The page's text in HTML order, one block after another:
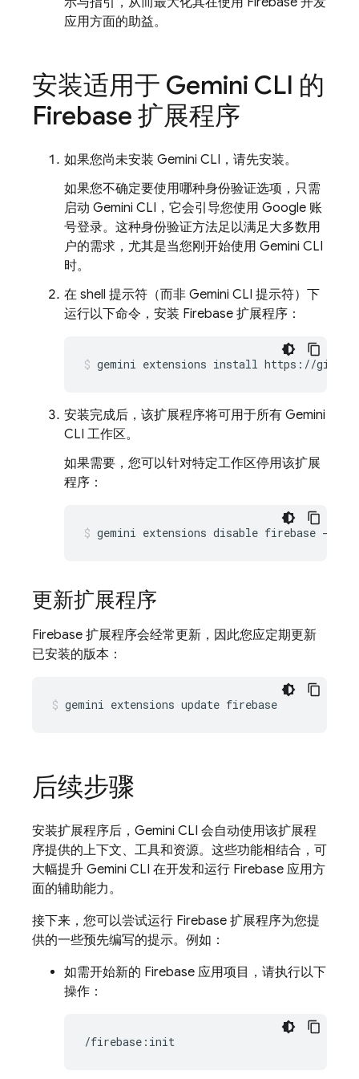
应用方面的助益。
安装适用于 Gemini CLI 的
Firebase 扩展程序
如果您尚未安装 Gemini CLI，请先安装。
如果您不确定要使用哪种身份验证选项，只需
启动 Gemini CLI，它会引导您使用 Google 账
号登录。这种身份验证方法足以满足大多数用
户的需求，尤其是当您刚开始使用 Gemini CLI
时。
在 shell 提示符（而非 Gemini CLI 提示符）下
运行以下命令，安装 Firebase 扩展程序：
gemini extensions install https://
安装完成后，该扩展程序将可用于所有 Gemini
CLI 工作区。
如果需要，您可以针对特定工作区停用该扩展
程序：
gemini extensions disable firebase --
更新扩展程序
Firebase 扩展程序会经常更新，因此您应定期更新
已安装的版本：
gemini extensions update firebase
后续步骤
安装扩展程序后，Gemini CLI 会自动使用该扩展程
序提供的上下文、工具和资源。这些功能相结合，可
大幅提升 Gemini CLI 在开发和运行 Firebase 应用方
面的辅助能力。
接下来，您可以尝试运行 Firebase 扩展程序为您提
供的一些预先编写的提示。例如：
如需开始新的 Firebase 应用项目，请执行以下
操作：